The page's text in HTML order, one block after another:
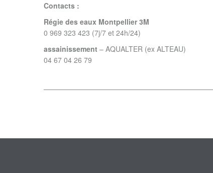
Contacts :
Régie des eaux Montpellier 3M
0 969 323 423 (7j/7 et 24h/24)
assainissement – AQUALTER (ex ALTEAU)
04 67 04 26 79